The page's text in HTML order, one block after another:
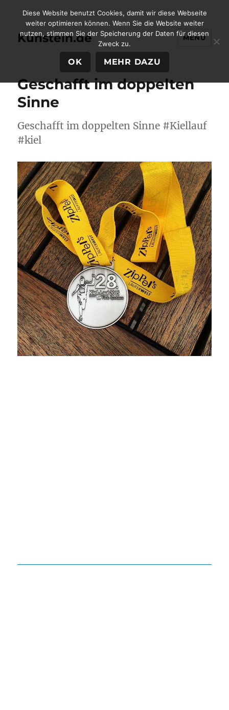
Kunstein.de MENÜ
Geschafft im doppelten
Sinne
Geschafft im doppelten Sinne #Kiellauf
#kiel
Diese Website benutzt Cookies, damit wir diese Webseite
weiter optimieren können. Wenn Sie die Website weiter
nutzen, stimmen Sie der Speicherung der Daten für diesen
Zweck zu.
OK MEHR DAZU